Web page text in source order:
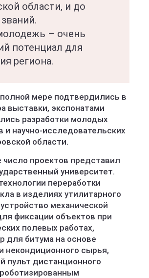
области, и до
– очень
потенциал для
региона.
мере подтвердились в
выставки, экспонатами
разработки молодых
и научно-исследовательских
области.
проектов представил
университет.
переработки
в изделиях утилитарного
механической
фиксации объектов при
полевых работах,
для битума на основе
некондиционного сырья,
пульт дистанционного